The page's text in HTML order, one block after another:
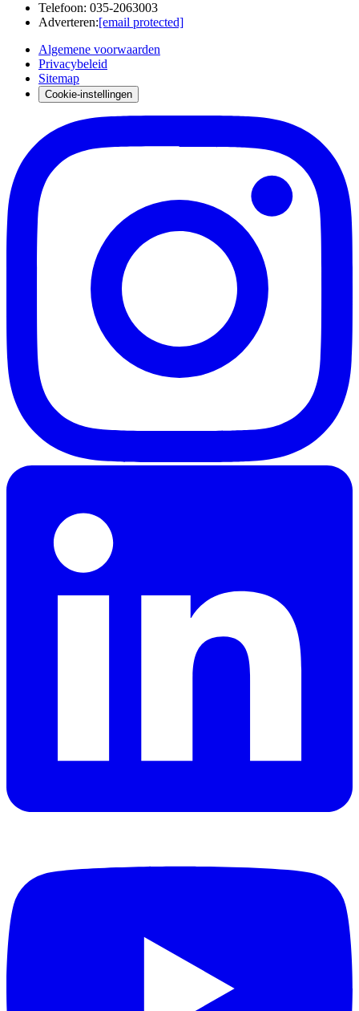
Telefoon: 035-2063003
Adverteren:[email protected]
Algemene voorwaarden
Privacybeleid
Sitemap
Cookie-instellingen